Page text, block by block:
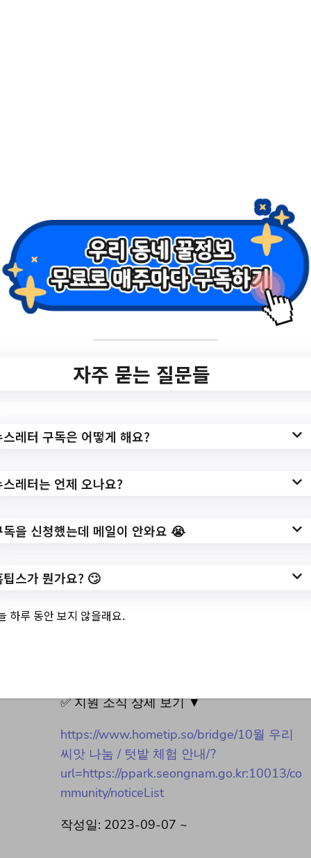
서점에서 바로바로
「희망도서 지역서
점 바로대출」 운영
알림 (10.4.~)
✅ 지원 소식 상세 보기 ▼
싶은 책 서점에서 바로바로 「희망도서 지역
48/bbs/20001/bbsPostList.do#javascript
작성일: 2023-09-08 ~
눔 / 텃밭 체험 안내
✅ 지원 소식 상세 보기 ▼
https://www.hometip.so/bridge/10월 우리
씨앗 나눔 / 텃밭 체험 안내/?
url=https://ppark.seongnam.go.kr:10013/co
mmunity/noticeList
작성일: 2023-09-07 ~
자주 묻는 질문들
스레터 구독은 어떻게 해요?
스레터는 언제 오나요?
독을 신청했는데 메일이 안와요 😭
팁스가 뭔가요? 🙄
하루 동안 보지 않을래요.